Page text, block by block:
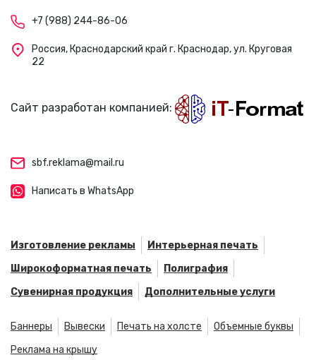
+7 (988) 244-86-06
Россия, Краснодарский край г. Краснодар, ул. Круговая
22
Сайт разработан компанией:
sbf.reklama@mail.ru
Написать в WhatsApp
Изготовление рекламы
Интерьерная печать
Широкоформатная печать
Полиграфия
Сувенирная продукция
Дополнительные услуги
Баннеры Вывески Печать на холсте
Объемные буквы
Реклама на крышу